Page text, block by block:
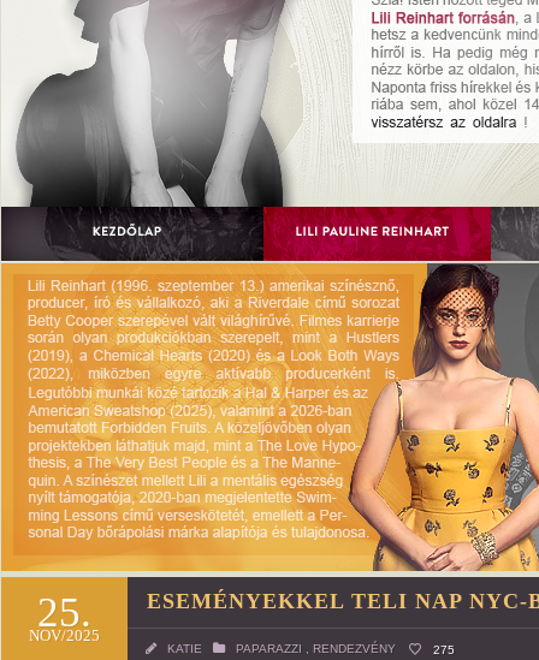
25.
NOV/2025
ESEMÉNYEKKEL TELI NAP NYC-
KATIE PAPARAZZI RENDEZVÉNY 275